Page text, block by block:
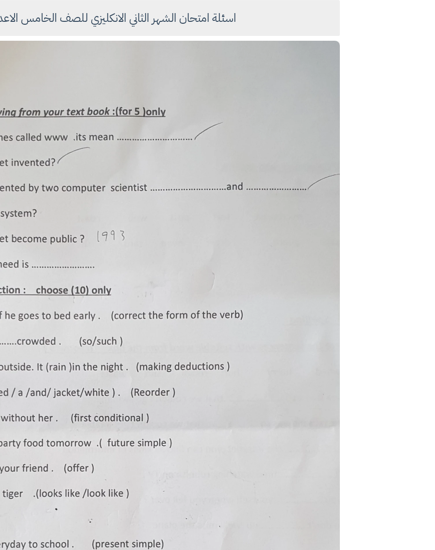
اسئلة امتحان الشهر الثاني الانكليزي للصف الخامس